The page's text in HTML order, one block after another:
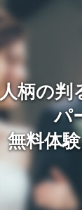
人柄の判
パ
無料体